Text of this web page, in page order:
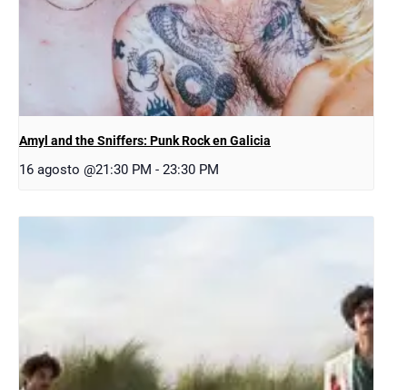
Amyl and the Sniffers: Punk Rock en Galicia
16 agosto @21:30 PM - 23:30 PM